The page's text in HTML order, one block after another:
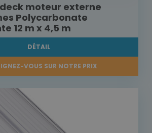
moteur externe
Polycarbonate
12 m x 4,5 m
DÉTAIL
VOUS SUR NOTRE PRIX